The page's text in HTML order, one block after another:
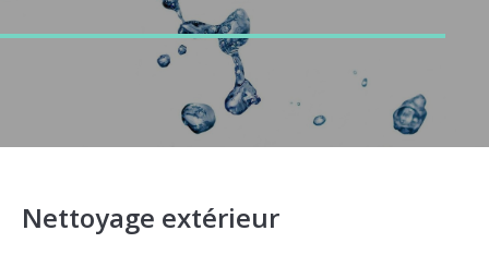
Nettoyage extérieur